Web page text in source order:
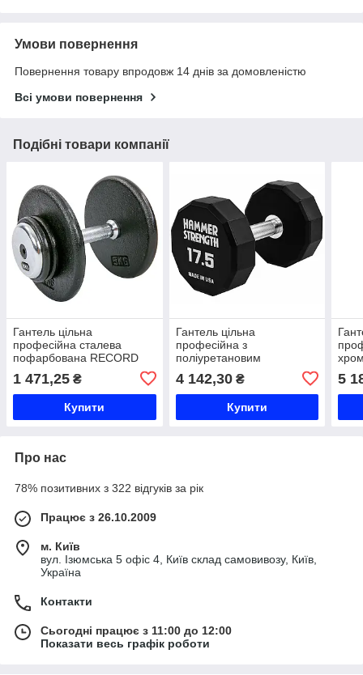
Умови повернення
Повернення товару впродовж 14 днів за домовленістю
Всі умови повернення
Подібні товари компанії
Гантель цільна
професійна сталева
пофарбована RECORD
чорний Код TA-7231-15
1 471,25 ₴
Купити
Гантель цільна
професійна з
поліуретановим
STRENGHT TA-9215-17_5
1шт 17,5кг чорний Код TA-
9215-17_5
4 142,30₴
Купити
TA-
5
Про нас
78% позитивних з 322 відгуків за рік
Працює з 26.10.2009
м. Київ
вул. Ізюмська 5 офіс 4, Київ склад самовивозу, Київ,
Україна
Контакти
Сьогодні працює з 11:00 до 12:00
Показати весь графік роботи